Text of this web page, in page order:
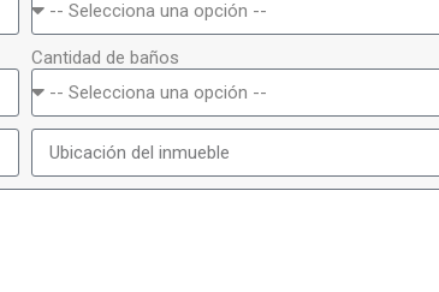
Cantidad de baños